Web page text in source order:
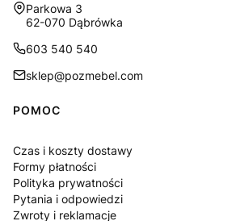
Adres:
Parkowa 3
62-070 Dąbrówka
603 540 540
sklep@pozmebel.com
Linki w stopce
POMOC
Czas i koszty dostawy
Formy płatności
Polityka prywatności
Pytania i odpowiedzi
Zwroty i reklamacje